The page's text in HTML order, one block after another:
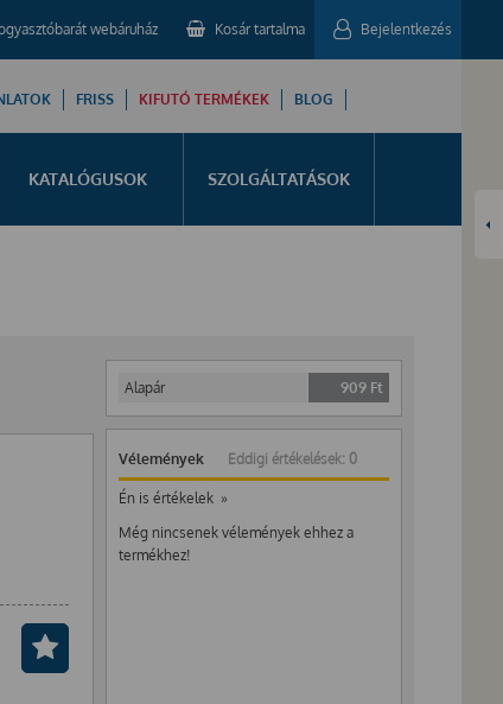
webáruház Kosár tartalma Bejelentkezés
FRISS KIFUTÓ TERMÉKEK BLOG
KATALÓGUSOK SZOLGÁLTATÁSOK
Alapár 909 Ft
Vélemények Eddigi értékelések: 0
Én is értékelek »
Még nincsenek vélemények ehhez a
termékhez!